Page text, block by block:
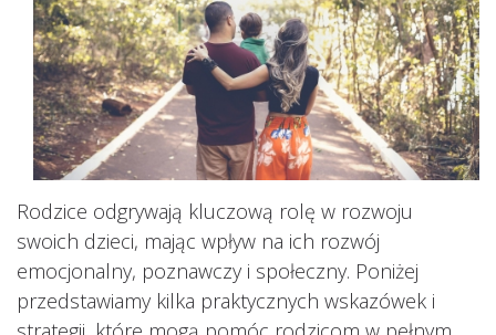
Rodzice odgrywają kluczową rolę w rozwoju
swoich dzieci, mając wpływ na ich rozwój
emocjonalny, poznawczy i społeczny. Poniżej
przedstawiamy kilka praktycznych wskazówek i